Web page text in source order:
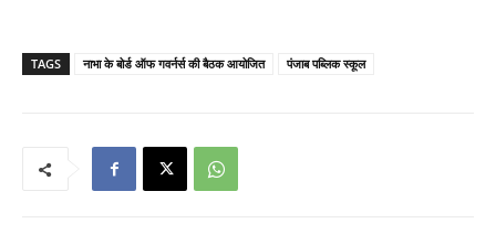
TAGS नाभा के बोर्ड ऑफ गवर्नर्स की बैठक आयोजित पंजाब पब्लिक स्कूल